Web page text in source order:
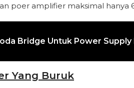
poer amplifier maksimal hanya
Bridge Untuk Power
Yang Buruk